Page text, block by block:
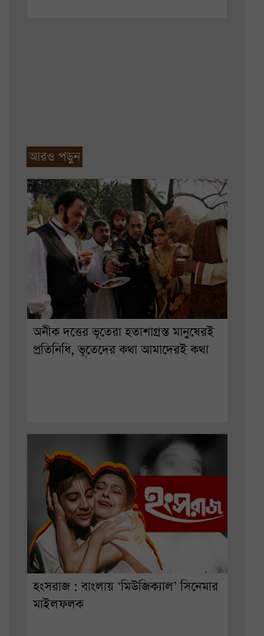
আরও পড়ুন
অনীক দত্তের ভূতেরা হতাশাগ্রস্ত মানুষেরই
প্রতিনিধি, ভূতেদের কথা আমাদেরই কথা
হংসরাজ : বাংলায় ‘মিউজিক্যাল’ সিনেমার
মাইলফলক